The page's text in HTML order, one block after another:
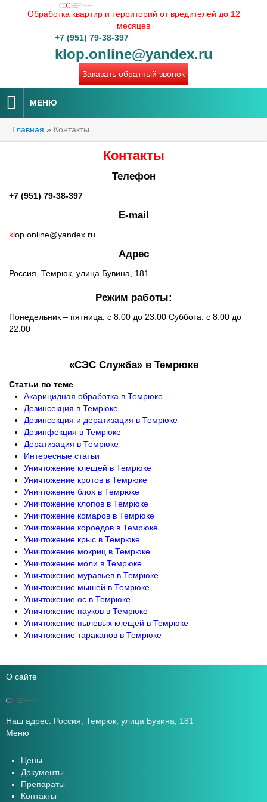
Обработка квартир и территорий от вредителей до 12
месяцев
+7 (951) 79-38-397
klop.online@yandex.ru
Заказать обратный звонок
МЕНЮ
Главная » Контакты
Контакты
Телефон
+7 (951) 79-38-397
E-mail
klop.online@yandex.ru
Адрес
Россия, Темрюк, улица Бувина, 181
Режим работы:
Понедельник – пятница: с 8.00 до 23.00 Суббота: с 8.00 до
22.00
«СЭС Служба» в Темрюке
Статьи по теме
Акарицидная обработка в Темрюке
Дезинсекция в Темрюке
Дезинсекция и дератизация в Темрюке
Дезинфекция в Темрюке
Дератизация в Темрюке
Интересные статьи
Уничтожение клещей в Темрюке
Уничтожение кротов в Темрюке
Уничтожение блох в Темрюке
Уничтожение клопов в Темрюке
Уничтожение комаров в Темрюке
Уничтожение короедов в Темрюке
Уничтожение крыс в Темрюке
Уничтожение мокриц в Темрюке
Уничтожение моли в Темрюке
Уничтожение муравьев в Темрюке
Уничтожение мышей в Темрюке
Уничтожение ос в Темрюке
Уничтожение пауков в Темрюке
Уничтожение пылевых клещей в Темрюке
Уничтожение тараканов в Темрюке
О сайте
Наш адрес: Россия, Темрюк, улица Бувина, 181
Меню
Цены
Документы
Препараты
Контакты